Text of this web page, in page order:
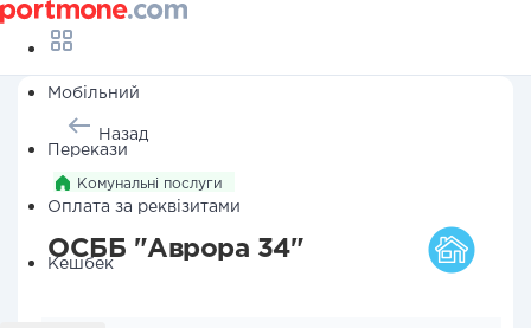
Мобільний
Перекази
Оплата за реквізитами
Кешбек
Назад
Комунальні послуги
ОСББ "Аврора 34"